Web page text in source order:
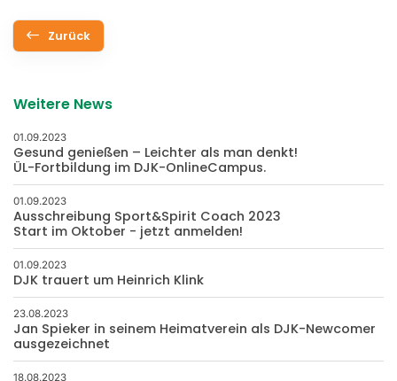
Zurück
Weitere News
01.09.2023
Gesund genießen – Leichter als man denkt!
ÜL-Fortbildung im DJK-OnlineCampus.
01.09.2023
Ausschreibung Sport&Spirit Coach 2023
Start im Oktober - jetzt anmelden!
01.09.2023
DJK trauert um Heinrich Klink
23.08.2023
Jan Spieker in seinem Heimatverein als DJK-Newcomer
ausgezeichnet
18.08.2023